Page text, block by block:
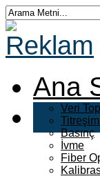
Ana
Veri
Titreşim
Basınç
İvme
Fiber